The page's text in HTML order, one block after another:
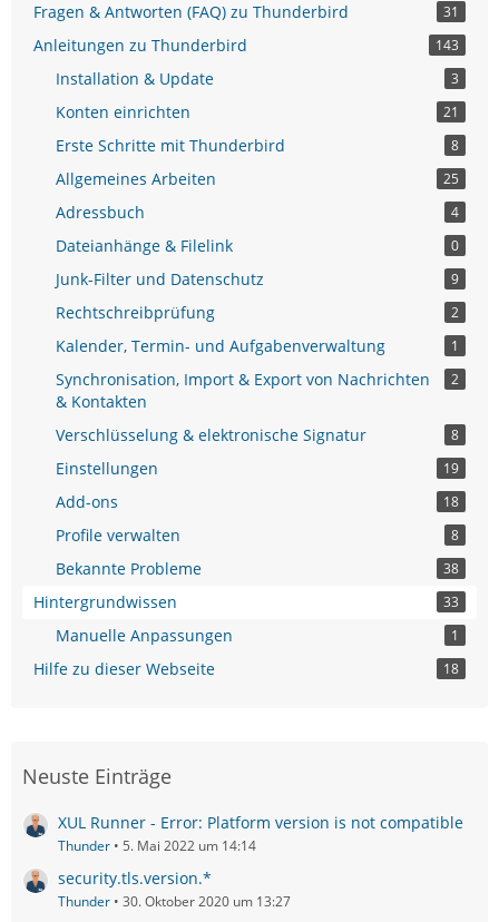
Fragen & Antworten (FAQ) zu Thunderbird 31
Anleitungen zu Thunderbird 143
Installation & Update 3
Konten einrichten 21
Erste Schritte mit Thunderbird 8
Allgemeines Arbeiten 25
Adressbuch 4
Dateianhänge & Filelink 0
Junk-Filter und Datenschutz 9
Rechtschreibprüfung 2
Kalender, Termin- und Aufgabenverwaltung 1
Synchronisation, Import & Export von Nachrichten
& Kontakten
2
Verschlüsselung & elektronische Signatur 8
Einstellungen 19
Add-ons 18
Profile verwalten 8
Bekannte Probleme 38
Hintergrundwissen 33
Manuelle Anpassungen 1
Hilfe zu dieser Webseite 18
Neuste Einträge
XUL Runner - Error: Platform version is not compatible
Thunder 5. Mai 2022 um 14:14
security.tls.version.*
Thunder 30. Oktober 2020 um 13:27